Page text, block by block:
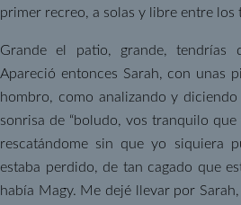
primer recreo, a solas y libre entre los
Grande el patio, grande, tendrías
Apareció entonces Sarah, con unas
hombro, como analizando y diciendo
sonrisa de “boludo, vos tranquilo que
rescatándome sin que yo siquiera
estaba perdido, de tan cagado que
había Magy. Me dejé llevar por